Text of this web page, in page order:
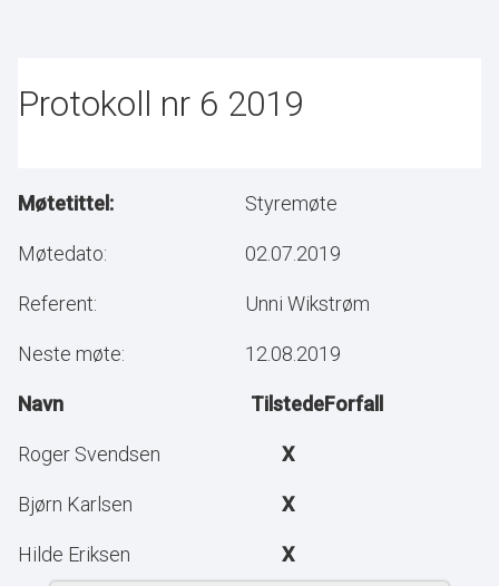
Protokoll nr 6 2019
Møtetittel: Styremøte
Møtedato: 02.07.2019
Referent: Unni Wikstrøm
Neste møte: 12.08.2019
Navn TilstedeForfall
Roger Svendsen X
Bjørn Karlsen X
Hilde Eriksen X